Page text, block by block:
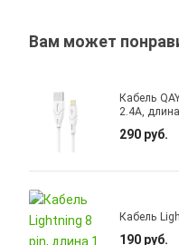
Вам может
Кабель
2.4A,
290 руб.
Кабель
190 руб.